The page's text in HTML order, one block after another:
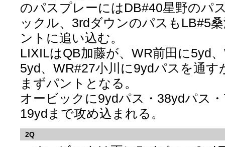
のパスプレーにはDB#40星野のパ
ックル、3rdダウンのパスもLB#5
ントに追い込む。
LIXILはQB加藤が、WR前田に5yd
5yd、WR#27小川に9ydパスを通す
まずパントとなる。
オービックに9ydパス・38ydパス
19ydまで攻め込まれる。
2Q